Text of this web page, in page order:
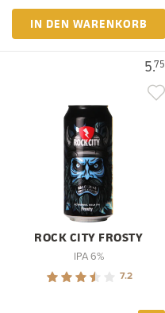
IN DEN WARENKORB
5.75
ROCK CITY FROSTY
IPA 6%
7.2